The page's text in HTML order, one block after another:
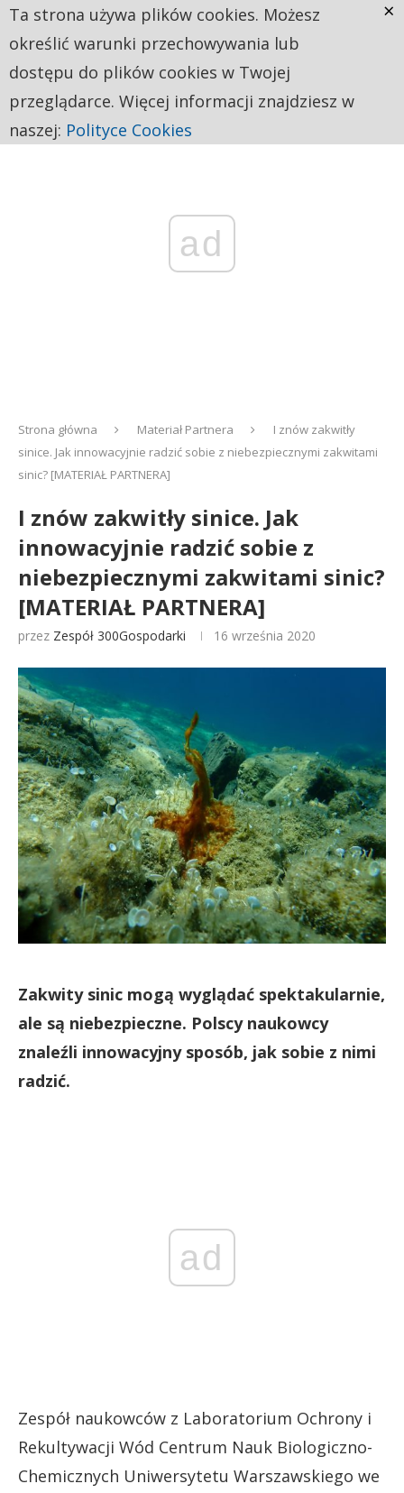
ad
Strona główna Materiał Partnera
I znów zakwitły
sinice. Jak innowacyjnie radzić sobie z niebezpiecznymi zakwitami
sinic? [MATERIAŁ PARTNERA]
I znów zakwitły sinice. Jak
innowacyjnie radzić sobie z
niebezpiecznymi zakwitami sinic?
[MATERIAŁ PARTNERA]
przez Zespół 300Gospodarki 16 września 2020
Zakwity sinic mogą wyglądać spektakularnie,
ale są niebezpieczne. Polscy naukowcy
znaleźli innowacyjny sposób, jak sobie z nimi
radzić.
ad
Zespół naukowców z Laboratorium Ochrony i
Rekultywacji Wód Centrum Nauk Biologiczno-
Chemicznych Uniwersytetu Warszawskiego we
Ta strona używa plików cookies. Możesz
określić warunki przechowywania lub
dostępu do plików cookies w Twojej
przeglądarce. Więcej informacji znajdziesz w
naszej: Polityce Cookies
×